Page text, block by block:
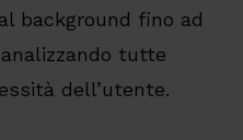
background fino ad
tutte
dell’utente.